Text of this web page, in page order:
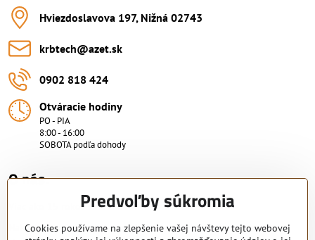
Hviezdoslavova 197, Nižná 02743
krbtech​@azet​.sk
0902 818 424
Otváracie hodiny
PO - PIA
8:00 - 16:00
SOBOTA podľa dohody
O nás.
Viac ako 15 rokov skúsenosti.
Nakupujte od overeného predajcu s certifikovaným servisným
Predvoľby súkromia
Cookies používame na zlepšenie vašej návštevy tejto webovej